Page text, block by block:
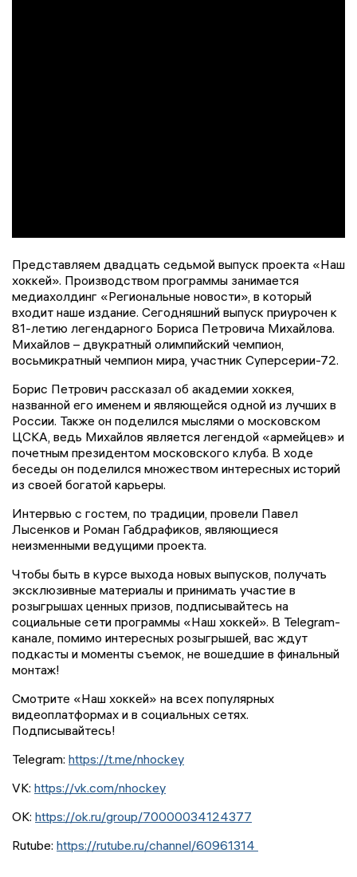
Представляем двадцать седьмой выпуск проекта «Наш
хоккей». Производством программы занимается
медиахолдинг «Региональные новости», в который
входит наше издание. Сегодняшний выпуск приурочен к
81-летию легендарного Бориса Петровича Михайлова.
Михайлов – двукратный олимпийский чемпион,
восьмикратный чемпион мира, участник Суперсерии-72.
Борис Петрович рассказал об академии хоккея,
названной его именем и являющейся одной из лучших в
России. Также он поделился мыслями о московском
ЦСКА, ведь Михайлов является легендой «армейцев» и
почетным президентом московского клуба. В ходе
беседы он поделился множеством интересных историй
из своей богатой карьеры.
Интервью с гостем, по традиции, провели Павел
Лысенков и Роман Габдрафиков, являющиеся
неизменными ведущими проекта.
Чтобы быть в курсе выхода новых выпусков, получать
эксклюзивные материалы и принимать участие в
розыгрышах ценных призов, подписывайтесь на
социальные сети программы «Наш хоккей». В Telegram-
канале, помимо интересных розыгрышей, вас ждут
подкасты и моменты съемок, не вошедшие в финальный
монтаж!
Смотрите «Наш хоккей» на всех популярных
видеоплатформах и в социальных сетях.
Подписывайтесь!
Telegram: https://t.me/nhockey
VK: https://vk.com/nhockey
ОК: https://ok.ru/group/70000034124377
Rutube: https://rutube.ru/channel/60961314